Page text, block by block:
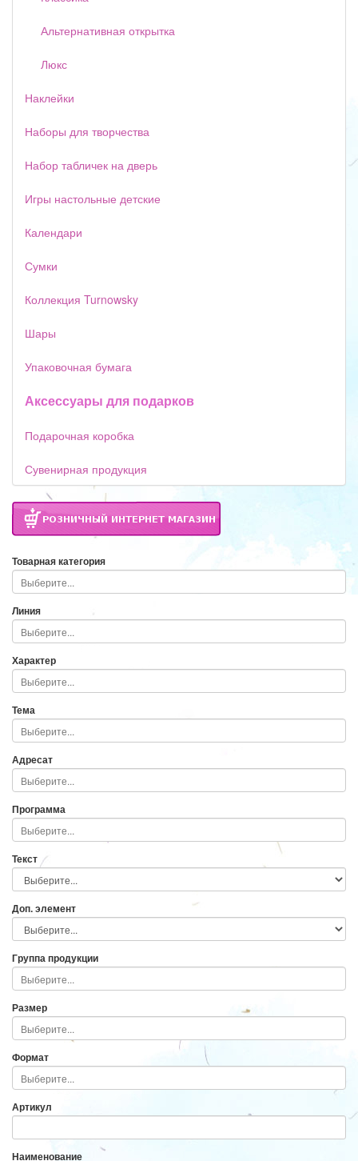
Альтернативная открытка
Люкс
Наклейки
Наборы для творчества
Набор табличек на дверь
Игры настольные детские
Календари
Сумки
Коллекция Turnowsky
Шары
Упаковочная бумага
Аксессуары для подарков
Подарочная коробка
Сувенирная продукция
Товарная категория
Линия
Характер
Тема
Адресат
Программа
Текст
Доп. элемент
Группа продукции
Размер
Формат
Артикул
Наименование